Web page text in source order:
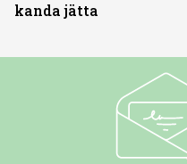
kanda jätta